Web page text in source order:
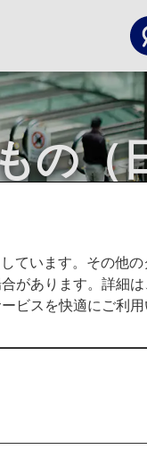
の（
ルコール性飲料
ています。その他
があります。詳細
ビスを快適にご利